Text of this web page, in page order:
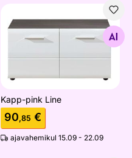
Kapp-pink Line
Otsi sarnaseid
Kapp-pink Line
90,85 €
ajavahemikul 15.09 - 22.09